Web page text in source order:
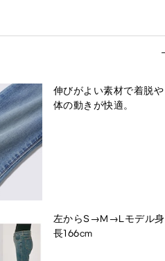
伸びがよい素材で着脱や
体の動きが快適。
左からS→M→Lモデル身
長166cm